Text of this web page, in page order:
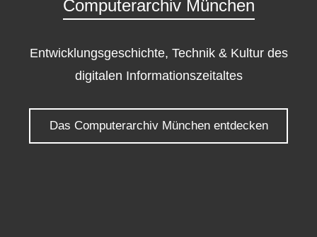
Computerarchiv München
Entwicklungsgeschichte, Technik & Kultur des
digitalen Informationszeitaltes
Das Computerarchiv München entdecken